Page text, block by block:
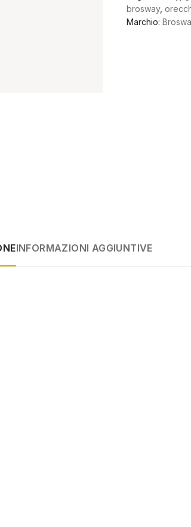
brosway,
Marchio:
INFORMAZIONI AGGIUNTIVE